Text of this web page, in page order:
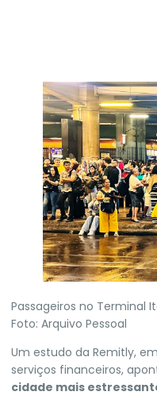
Passageiros no Terminal
Foto: Arquivo Pessoal
Um estudo da Remitly,
serviços financeiros,
cidade mais